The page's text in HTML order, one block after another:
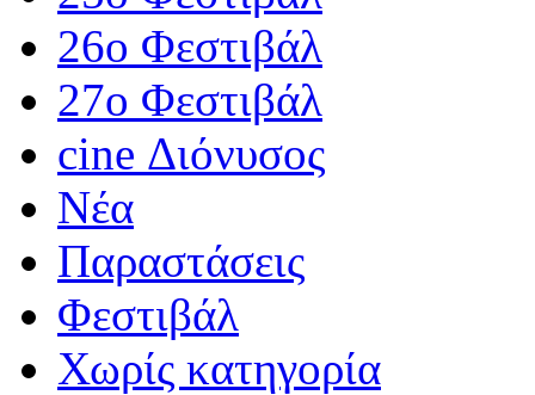
26ο Φεστιβάλ
27ο Φεστιβάλ
cine Διόνυσος
Νέα
Παραστάσεις
Φεστιβάλ
Χωρίς κατηγορία